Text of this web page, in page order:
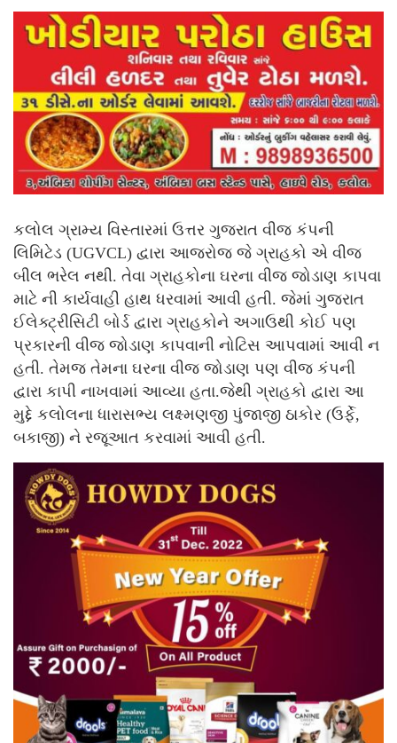
કલોલ ગ્રામ્ય વિસ્તારમાં ઉત્તર ગુજરાત વીજ કંપની
લિમિટેડ (UGVCL) દ્વારા આજરોજ જે ગ્રાહકો એ વીજ
બીલ ભરેલ નથી. તેવા ગ્રાહકોના ઘરના વીજ જોડાણ કાપવા
માટે ની કાર્યવાહી હાથ ધરવામાં આવી હતી. જેમાં ગુજરાત
ઈલેક્ટ્રીસિટી બોર્ડ દ્વારા ગ્રાહકોને અગાઉથી કોઈ પણ
પ્રકારની વીજ જોડાણ કાપવાની નોટિસ આપવામાં આવી ન
હતી. તેમજ તેમના ઘરના વીજ જોડાણ પણ વીજ કંપની
દ્વારા કાપી નાખવામાં આવ્યા હતા.જેથી ગ્રાહકો દ્વારા આ
મુદ્દે કલોલના ધારાસભ્ય લક્ષ્મણજી પુંજાજી ઠાકોર (ઉર્ફે,
બકાજી) ને રજૂઆત કરવામાં આવી હતી.